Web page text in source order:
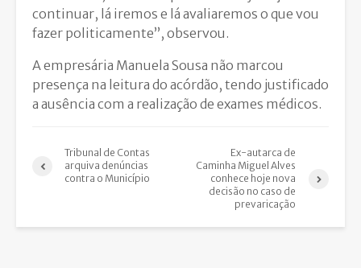
continuar, lá iremos e lá avaliaremos o que vou
fazer politicamente”, observou.
A empresária Manuela Sousa não marcou
presença na leitura do acórdão, tendo justificado
a ausência com a realização de exames médicos.
Tribunal de Contas
arquiva denúncias
contra o Município
Ex-autarca de
Caminha Miguel Alves
conhece hoje nova
decisão no caso de
prevaricação